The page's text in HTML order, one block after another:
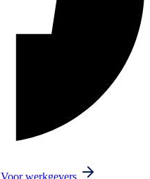
Voor werkgevers